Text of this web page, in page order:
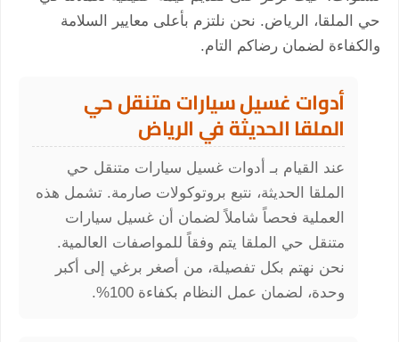
حي الملقا، الرياض. نحن نلتزم بأعلى معايير السلامة
والكفاءة لضمان رضاكم التام.
أدوات غسيل سيارات متنقل حي
الملقا الحديثة في الرياض
عند القيام بـ أدوات غسيل سيارات متنقل حي
الملقا الحديثة، نتبع بروتوكولات صارمة. تشمل هذه
العملية فحصاً شاملاً لضمان أن غسيل سيارات
متنقل حي الملقا يتم وفقاً للمواصفات العالمية.
نحن نهتم بكل تفصيلة، من أصغر برغي إلى أكبر
وحدة، لضمان عمل النظام بكفاءة 100%.